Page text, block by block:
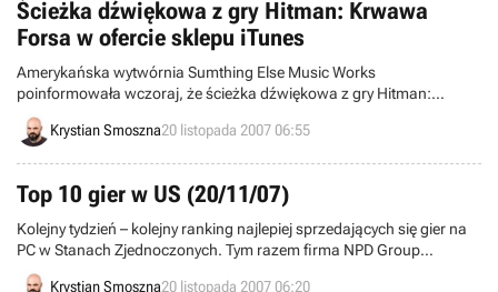
Ścieżka dźwiękowa z gry Hitman: Krwawa
Forsa w ofercie sklepu iTunes
Amerykańska wytwórnia Sumthing Else Music Works
poinformowała wczoraj, że ścieżka dźwiękowa z gry Hitman:
Krwawa Forsa trafiła po długich staraniach do oferty internetowego
sklepu muzycznego iTunes.
Krystian Smoszna20 listopada 2007 06:55
Top 10 gier w US (20/11/07)
Kolejny tydzień – kolejny ranking najlepiej sprzedających się gier na
PC w Stanach Zjednoczonych. Tym razem firma NPD Group
podsumowała tydzień od 4-ego do 10-ego listopada. Zwycięzcą w
Krystian Smoszna20 listopada 2007 06:20